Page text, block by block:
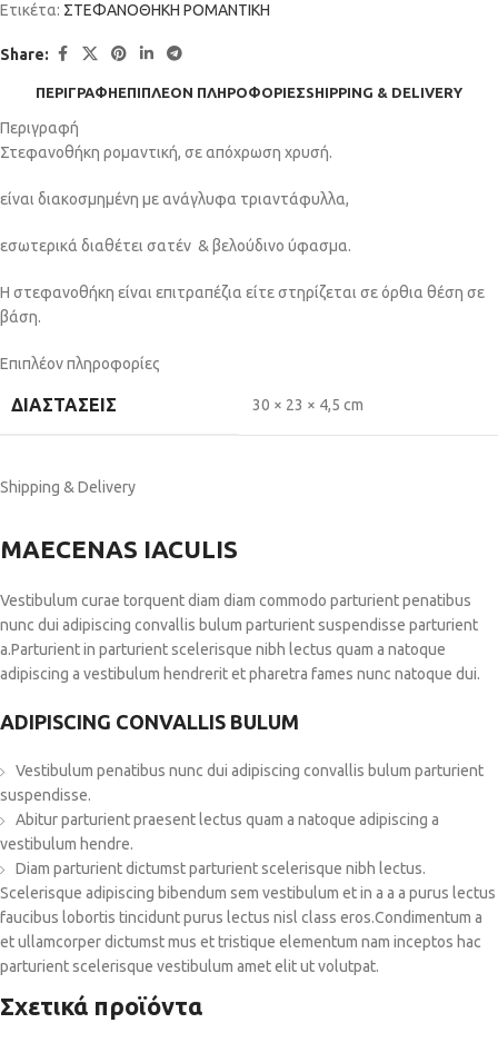
Ετικέτα: ΣΤΕΦΑΝΟΘΗΚΗ ΡΟΜΑΝΤΙΚΗ
Share:
ΠΕΡΙΓΡΑΦΉΕΠΙΠΛΈΟΝ ΠΛΗΡΟΦΟΡΊΕΣSHIPPING & DELIVERY
Περιγραφή
Στεφανοθήκη ρομαντική, σε απόχρωση χρυσή.
είναι διακοσμημένη με ανάγλυφα τριαντάφυλλα,
εσωτερικά διαθέτει σατέν & βελούδινο ύφασμα.
Η στεφανοθήκη είναι επιτραπέζια είτε στηρίζεται σε όρθια θέση σε
βάση.
Επιπλέον πληροφορίες
ΔΙΑΣΤΆΣΕΙΣ 30 × 23 × 4,5 cm
Shipping & Delivery
MAECENAS IACULIS
Vestibulum curae torquent diam diam commodo parturient penatibus
nunc dui adipiscing convallis bulum parturient suspendisse parturient
a.Parturient in parturient scelerisque nibh lectus quam a natoque
adipiscing a vestibulum hendrerit et pharetra fames nunc natoque dui.
ADIPISCING CONVALLIS BULUM
Vestibulum penatibus nunc dui adipiscing convallis bulum parturient
suspendisse.
Abitur parturient praesent lectus quam a natoque adipiscing a
vestibulum hendre.
Diam parturient dictumst parturient scelerisque nibh lectus.
Scelerisque adipiscing bibendum sem vestibulum et in a a a purus lectus
faucibus lobortis tincidunt purus lectus nisl class eros.Condimentum a
et ullamcorper dictumst mus et tristique elementum nam inceptos hac
parturient scelerisque vestibulum amet elit ut volutpat.
Σχετικά προϊόντα